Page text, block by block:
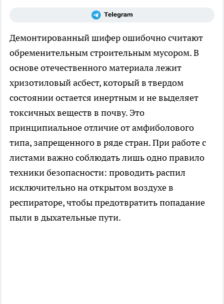
Демонтированный шифер ошибочно считают
обременительным строительным мусором. В
основе отечественного материала лежит
хризотиловый асбест, который в твердом
состоянии остается инертным и не выделяет
токсичных веществ в почву. Это
принципиальное отличие от амфиболового
типа, запрещенного в ряде стран. При работе с
листами важно соблюдать лишь одно правило
техники безопасности: проводить распил
исключительно на открытом воздухе в
респираторе, чтобы предотвратить попадание
пыли в дыхательные пути.